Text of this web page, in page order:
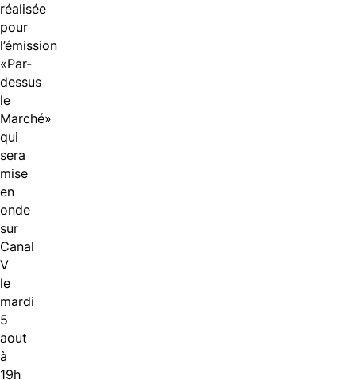
réalisée
pour
l’émission
«Par-
dessus
le
Marché»
qui
sera
mise
en
onde
sur
Canal
V
le
mardi
5
aout
à
19h